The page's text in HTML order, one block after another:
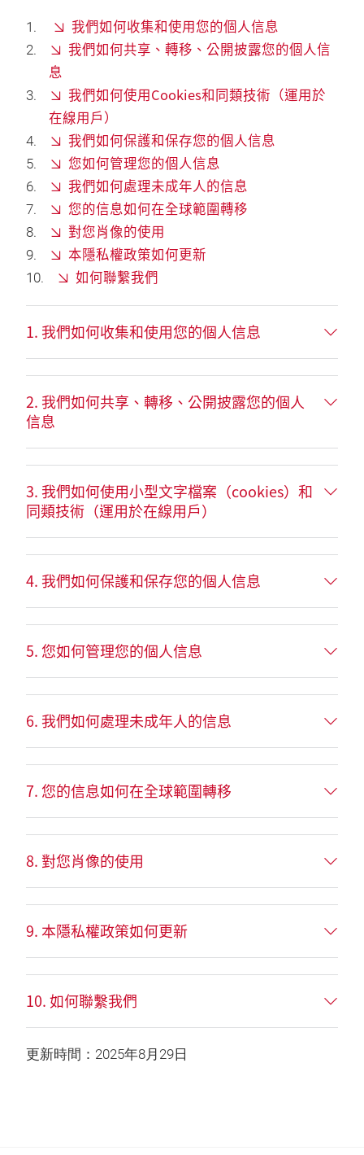
我們如何收集和使用您的個人信息
我們如何共享、轉移、公開披露您的個人信
息
我們如何使用Cookies和同類技術（運用於
在線用戶）
我們如何保護和保存您的個人信息
您如何管理您的個人信息
我們如何處理未成年人的信息
您的信息如何在全球範圍轉移
對您肖像的使用
本隱私權政策如何更新
如何聯繫我們
1. 我們如何收集和使用您的個人信息
2. 我們如何共享、轉移、公開披露您的個人
信息
3. 我們如何使用小型文字檔案（cookies）和
同類技術（運用於在線用戶）
4. 我們如何保護和保存您的個人信息
5. 您如何管理您的個人信息
6. 我們如何處理未成年人的信息
7. 您的信息如何在全球範圍轉移
8. 對您肖像的使用
9. 本隱私權政策如何更新
10. 如何聯繫我們
更新時間：2025年8月29日